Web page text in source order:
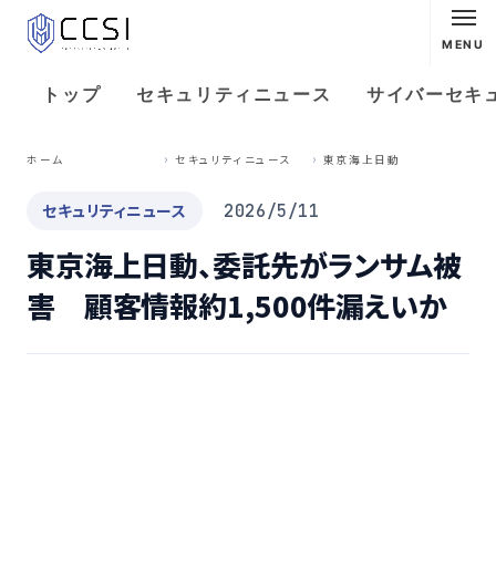
MENU
トップ セキュリティニュース サイバーセキ
ホーム セキュリティニュース
セキュリティニュース 2026/5/11
東京海上日動、委託先がランサム被
害 顧客情報約1,500件漏えいか